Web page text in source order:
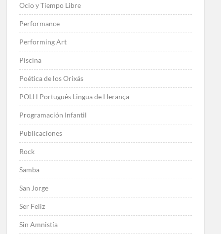
Ocio y Tiempo Libre
Performance
Performing Art
Piscina
Poética de los Orixás
POLH Português Lingua de Herança
Programación Infantil
Publicaciones
Rock
Samba
San Jorge
Ser Feliz
Sin Amnistía